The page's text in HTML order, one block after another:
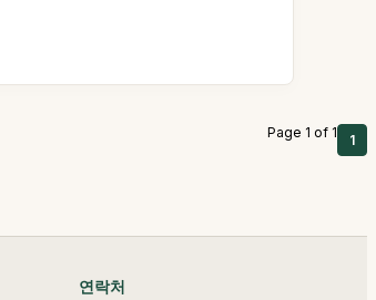
Page 1 of 1 1
연락처